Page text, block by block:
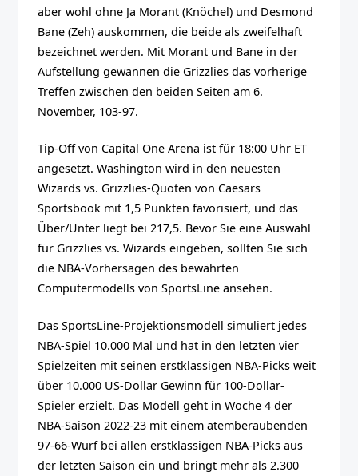
aber wohl ohne Ja Morant (Knöchel) und Desmond
Bane (Zeh) auskommen, die beide als zweifelhaft
bezeichnet werden. Mit Morant und Bane in der
Aufstellung gewannen die Grizzlies das vorherige
Treffen zwischen den beiden Seiten am 6.
November, 103-97.
Tip-Off von Capital One Arena ist für 18:00 Uhr ET
angesetzt. Washington wird in den neuesten
Wizards vs. Grizzlies-Quoten von Caesars
Sportsbook mit 1,5 Punkten favorisiert, und das
Über/Unter liegt bei 217,5. Bevor Sie eine Auswahl
für Grizzlies vs. Wizards eingeben, sollten Sie sich
die NBA-Vorhersagen des bewährten
Computermodells von SportsLine ansehen.
Das SportsLine-Projektionsmodell simuliert jedes
NBA-Spiel 10.000 Mal und hat in den letzten vier
Spielzeiten mit seinen erstklassigen NBA-Picks weit
über 10.000 US-Dollar Gewinn für 100-Dollar-
Spieler erzielt. Das Modell geht in Woche 4 der
NBA-Saison 2022-23 mit einem atemberaubenden
97-66-Wurf bei allen erstklassigen NBA-Picks aus
der letzten Saison ein und bringt mehr als 2.300